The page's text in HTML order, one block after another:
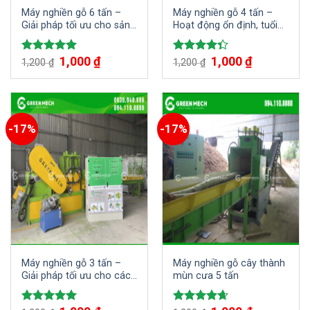
Máy nghiền gỗ 6 tấn –
Giải pháp tối ưu cho sản
xuất mùn cưa
Được xếp
5.00
1,200₫ Giá
gốc
là:
1,000₫Giá
hiện
tại
1,000 ₫.
Máy nghiền gỗ 4 tấn –
Hoạt động ổn định, tuổi
thọ cao
Được xếp
4.33
1,200₫ Giá
gốc
là:
1,000₫Giá
hiện
tại
1,000 ₫.
-17%
Máy nghiền gỗ 3 tấn –
Giải pháp tối ưu cho các
doanh nghiệp chế biến gỗ
-17%
Máy nghiền gỗ cây thành
mùn cưa 5 tấn